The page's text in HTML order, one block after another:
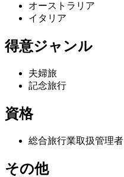
オーストラリア
イタリア
得意ジャンル
夫婦旅
記念旅行
資格
総合旅行業取扱管理者
その他